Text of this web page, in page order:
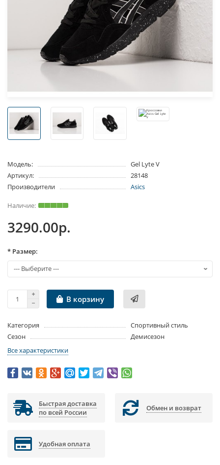
Модель:
Gel Lyte V
Артикул:
28148
Производители
Asics
3290.00р.
* Размер:
В корзину
Категория
Спортивный стиль
Сезон
Демисезон
Все характеристики
Быстрая доставка
по всей России
Обмен и возврат
Удобная оплата